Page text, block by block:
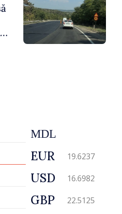
MDL
EUR 19.6237
USD 16.6982
GBP 22.5125